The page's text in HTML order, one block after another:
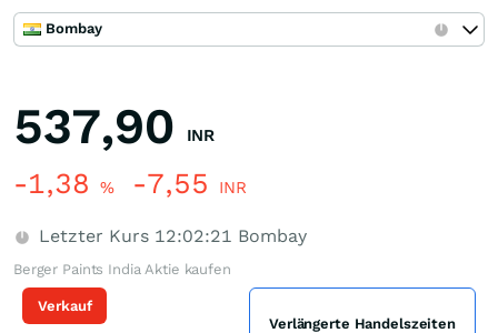
Bombay
537,90 INR
-1,38 % -7,55 INR
Letzter Kurs 12:02:21 Bombay
Berger Paints India Aktie kaufen
Verkauf
Verlängerte Handelszeiten